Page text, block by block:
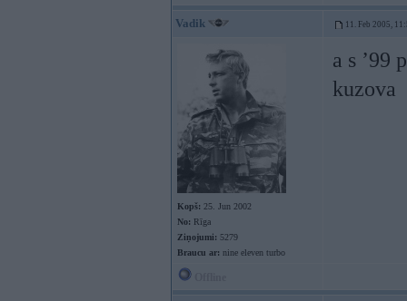
Vadik 11. Feb 2005,
Kopš: 25. Jun 2002
No: Rīga
Ziņojumi: 5279
Braucu ar: nine eleven turbo
a s ’99
kuzova